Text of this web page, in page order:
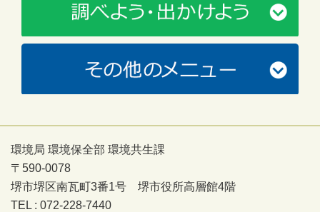
環境局 環境保全部 環境共生課
〒590-0078
堺市堺区南瓦町3番1号 堺市役所高層館4階
TEL : 072-228-7440